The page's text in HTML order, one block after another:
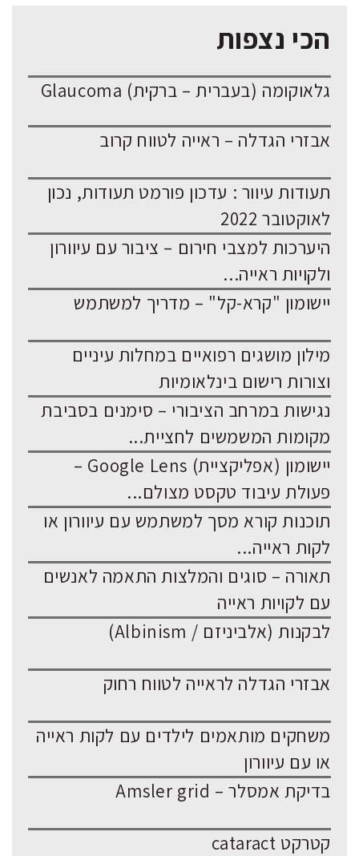
הכי נצפות
גלאוקומה (בעברית – ברקית) Glaucoma
אבזרי הגדלה – ראייה לטווח קרוב
תעודות עיוור : עדכון פורמט תעודות, נכון
לאוקטובר 2022
היערכות למצבי חירום – ציבור עם עיוורון
ולקויות ראייה...
יישומון "קרא-קל" – מדריך למשתמש
מילון מושגים רפואיים במחלות עיניים
וצורות רישום בינלאומיות
נגישות במרחב הציבורי – סימנים בסביבת
מקומות המשמשים לחציית...
יישומון (אפליקציית) Google Lens –
פעולת עיבוד טקסט מצולם...
תוכנות קורא מסך למשתמש עם עיוורון או
לקות ראייה...
תאורה – סוגים והמלצות התאמה לאנשים
עם לקויות ראייה
לבקנות (אלביניזם / Albinism)
אבזרי הגדלה לראייה לטווח רחוק
משחקים מותאמים לילדים עם לקות ראייה
או עם עיוורון
בדיקת אמסלר – Amsler grid
קטרקט cataract